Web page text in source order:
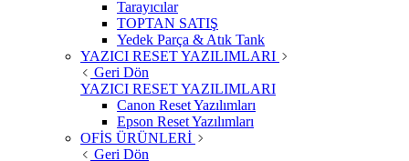
Tarayıcılar
TOPTAN SATIŞ
Yedek Parça & Atık Tank
YAZICI RESET YAZILIMLARI
Geri Dön
YAZICI RESET YAZILIMLARI
Canon Reset Yazılımları
Epson Reset Yazılımları
OFİS ÜRÜNLERİ
Geri Dön